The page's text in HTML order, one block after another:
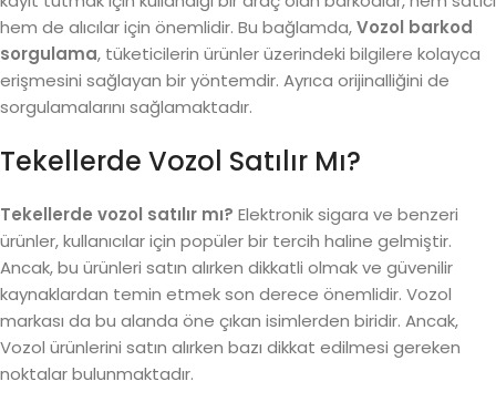
hem de alıcılar için önemlidir. Bu bağlamda,Vozol barkod
sorgulama, tüketicilerin ürünler üzerindeki bilgilere kolayca
erişmesini sağlayan bir yöntemdir. Ayrıca orijinalliğini de
sorgulamalarını sağlamaktadır.
Tekellerde Vozol Satılır Mı?
Tekellerde vozol satılır mı? Elektronik sigara ve benzeri
ürünler, kullanıcılar için popüler bir tercih haline gelmiştir.
Ancak, bu ürünleri satın alırken dikkatli olmak ve güvenilir
kaynaklardan temin etmek son derece önemlidir. Vozol
markası da bu alanda öne çıkan isimlerden biridir. Ancak,
Vozol ürünlerini satın alırken bazı dikkat edilmesi gereken
noktalar bulunmaktadır.